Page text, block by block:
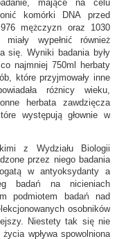
mające na celu
komórki DNA przed
mężczyzn oraz 1030
wypełnić również
się. Wyniki badania były
najmniej 750ml herbaty
które przyjmowały inne
różnicy wieku,
herbata zawdzięcza
występują głownie w
z Wydziału Biologii
przez niego badania
w antyoksydanty a
badań na nicieniach
podmiotem badań nad
osobników
Niestety tak się nie
wpływa spowolniona